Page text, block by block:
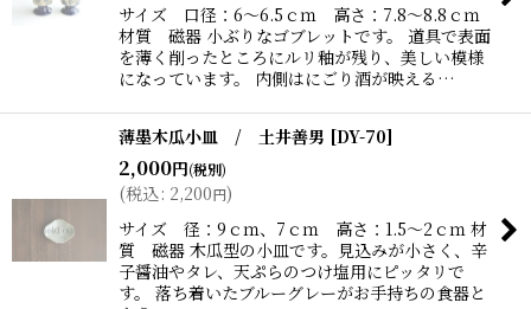
サイズ 口径：6〜6.5ｃｍ 高さ：7.8〜8.8ｃｍ
材質 磁器 小ぶりなゴブレットです。 道具で表面
を薄く削ったところにルリ釉が残り、美しい模様
になっています。 内側はにごり酒が映える…
薄墨木瓜小皿 / 土井善男 [DY-70]
2,000円(税別)
(税込: 2,200円)
サイズ 径：9ｃｍ、7ｃｍ 高さ：1.5〜2ｃｍ 材
質 磁器 木瓜型の小皿です。見込みが小さく、辛
子醤油やタレ、天ぷらのつけ塩用にピッタリで
す。 落ち着いたブルーグレーがお手持ちの食器と